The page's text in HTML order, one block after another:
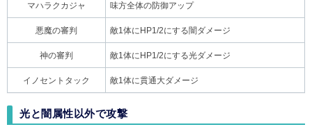
マハラクカジャ 味方全体の防御アップ
悪魔の審判 敵1体にHP1/2にする闇ダメージ
神の審判 敵1体にHP1/2にする光ダメージ
イノセントタック 敵1体に貫通大ダメージ
光と闇属性以外で攻撃